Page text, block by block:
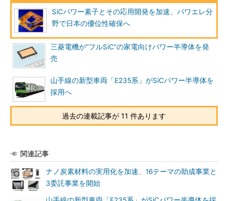
SiCパワー素子とその応用開発を加速、パワエレ分
野で日本の優位性確保へ
三菱電機が“フルSiC”の家電向けパワー半導体を発
売
山手線の新型車両「E235系」がSiCパワー半導体を
採用へ
過去の連載記事が 11 件あります
関連記事
ナノ炭素材料の実用化を加速、16テーマの助成事業と
3委託事業を開始